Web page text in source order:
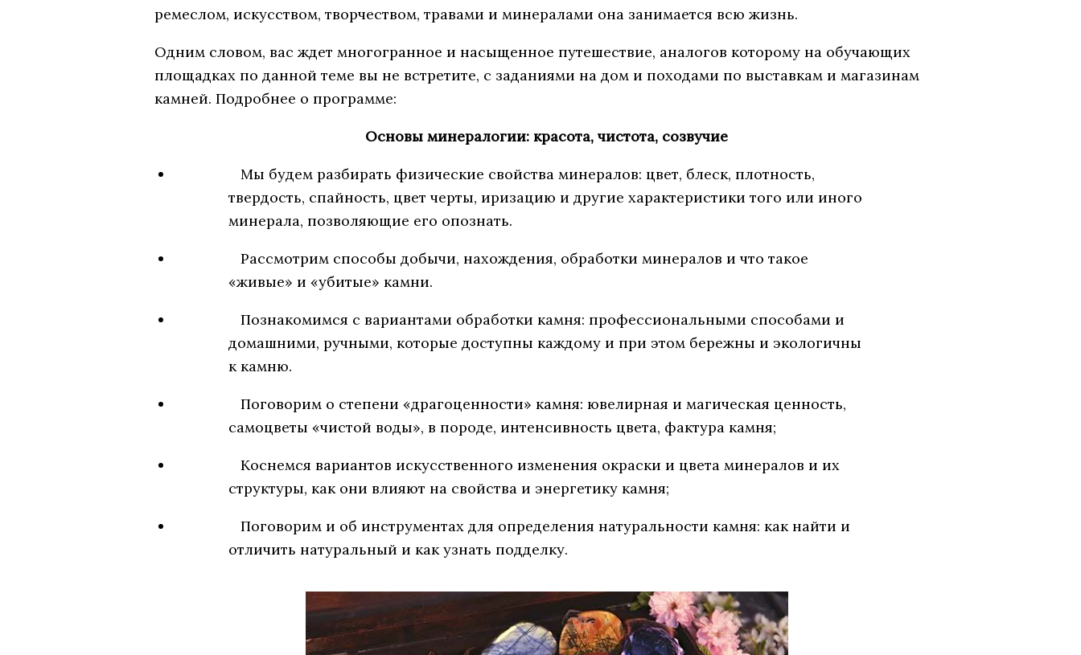
ремеслом, искусством, творчеством, травами и минералами она занимается всю жизнь.
Одним словом, вас ждет многогранное и насыщенное путешествие, аналогов которому на обучающих
площадках по данной теме вы не встретите, с заданиями на дом и походами по выставкам и магазинам
камней. Подробнее о программе:
Основы минералогии: красота, чистота, созвучие
Мы будем разбирать физические свойства минералов: цвет, блеск, плотность,
твердость, спайность, цвет черты, иризацию и другие характеристики того или иного
минерала, позволяющие его опознать.
Рассмотрим способы добычи, нахождения, обработки минералов и что такое
«живые» и «убитые» камни.
Познакомимся с вариантами обработки камня: профессиональными способами и
домашними, ручными, которые доступны каждому и при этом бережны и экологичны
к камню.
Поговорим о степени «драгоценности» камня: ювелирная и магическая ценность,
самоцветы «чистой воды», в породе, интенсивность цвета, фактура камня;
Коснемся вариантов искусственного изменения окраски и цвета минералов и их
структуры, как они влияют на свойства и энергетику камня;
Поговорим и об инструментах для определения натуральности камня: как найти и
отличить натуральный и как узнать подделку.